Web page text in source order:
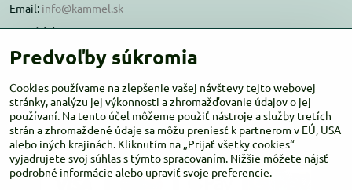
Email: info@kammel.sk
Prevádzka:
Administratívna budova PD Melčice
Otváracie hodiny:PO-ŠT 8:00 - 16:00
PIA-NE Zatvorené
Predvoľby súkromia
Cookies používame na zlepšenie vašej návštevy tejto webovej
stránky, analýzu jej výkonnosti a zhromažďovanie údajov o jej
používaní. Na tento účel môžeme použiť nástroje a služby tretích
strán a zhromaždené údaje sa môžu preniesť k partnerom v EÚ, USA
alebo iných krajinách. Kliknutím na „Prijať všetky cookies“
vyjadrujete svoj súhlas s týmto spracovaním. Nižšie môžete nájsť
podrobné informácie alebo upraviť svoje preferencie.